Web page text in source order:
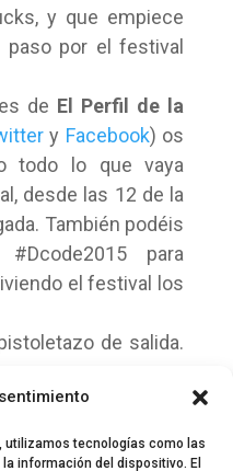
utilizamos tecnologías como las
información del dispositivo. El
y que empiece
por el festival
de El Perfil de la
y Facebook) os
todo lo que vaya
desde las 12 de la
También podéis
para
el festival los
de salida.